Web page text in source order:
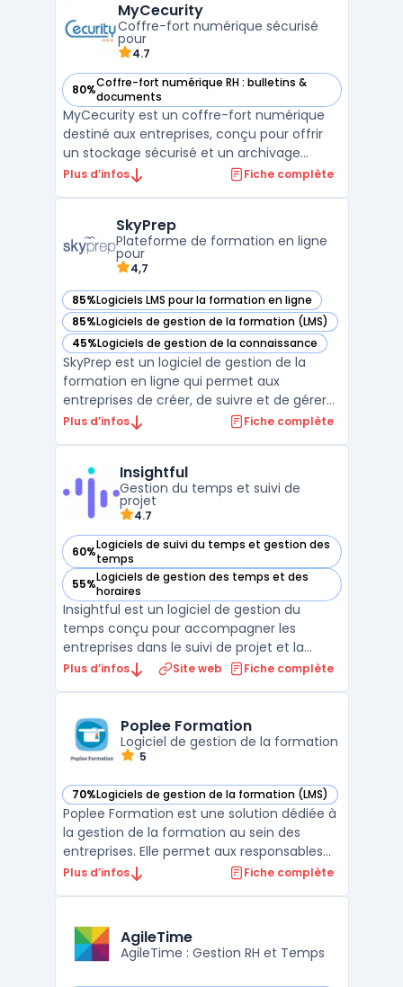
données collaborateurs et l’automatisation
des processus d’administr ...
MyCecurity
Coffre-fort numérique sécurisé
pour
4.7
80%Coffre-fort numérique RH : bulletins &
documents
— voir MyCecurity dans cette catégorie
MyCecurity est un coffre-fort numérique
destiné aux entreprises, conçu pour offrir
un stockage sécurisé et un archivage
électronique de documents sensibles.
assurer leur confidentialité, et garantir un
accès sécurisé aux i ...
Plus d’infos Fiche complète
SkyPrep
Plateforme de formation en ligne
pour
4,7
85%Logiciels LMS pour la formation en ligne
— voir SkyPrep dans cette catégorie
85%Logiciels de gestion de la formation (LMS)
— voir SkyPrep dans cette catégorie
45%Logiciels de gestion de la connaissance
— voir SkyPrep dans cette catégorie
SkyPrep est un logiciel de gestion de la
formation en ligne qui permet aux
entreprises de créer, de suivre et de gérer
leurs programmes de formation. Avec des
utilisateurs, et des rapports avancés sur la
progression de la ...
Plus d’infos Fiche complète
Insightful
Gestion du temps et suivi de
projet
4.7
60%Logiciels de suivi du temps et gestion des
temps
— voir Insightful dans cette catégorie
55%Logiciels de gestion des temps et des
horaires
— voir Insightful dans cette catégorie
Insightful est un logiciel de gestion du
temps conçu pour accompagner les
entreprises dans le suivi de projet et la
gestion du temps de travail. Il fournit une
site ou à distance. À travers une collecte
automat ...
Plus d’infos Site web Fiche complète
Poplee Formation
Logiciel de gestion de la formation
5
70%Logiciels de gestion de la formation (LMS)
— voir Poplee Formation dans cette catégorie
Poplee Formation est une solution dédiée à
la gestion de la formation au sein des
entreprises. Elle permet aux responsables
RH et aux formateurs de planifier, suivre et
le logiciel facilite la gestion des sessions de
f ...
Plus d’infos Fiche complète
AgileTime
AgileTime : Gestion RH et Temps